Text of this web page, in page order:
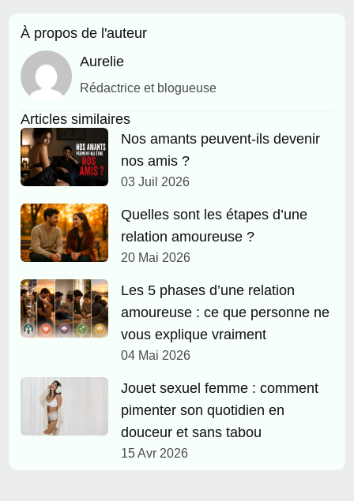
À propos de l'auteur
Aurelie
Rédactrice et blogueuse
Articles similaires
Nos amants peuvent-ils devenir
nos amis ?
03 Juil 2026
Quelles sont les étapes d’une
relation amoureuse ?
20 Mai 2026
Les 5 phases d’une relation
amoureuse : ce que personne ne
vous explique vraiment
04 Mai 2026
Jouet sexuel femme : comment
pimenter son quotidien en
douceur et sans tabou
15 Avr 2026